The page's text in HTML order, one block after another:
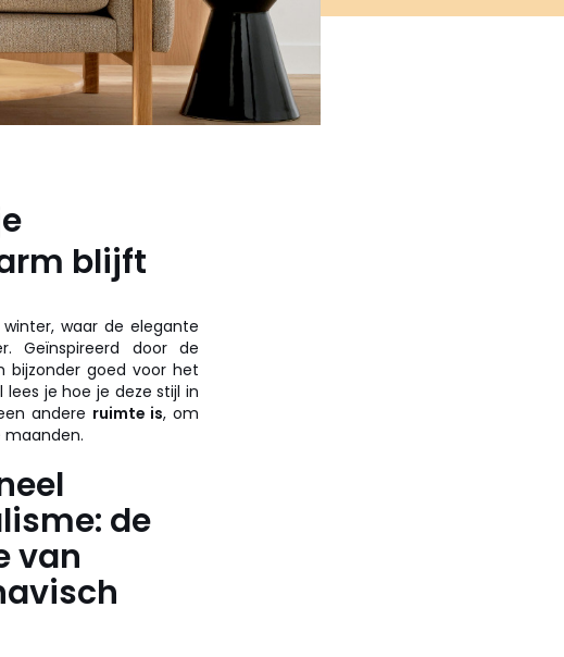
blijft
waar de elegante
Geïnspireerd door de
bijzonder goed voor het
je hoe je deze stijl in
andere ruimte is, om
maanden.
de
van